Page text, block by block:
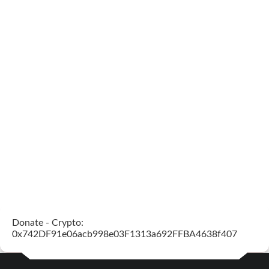
Donate - Crypto:
0x742DF91e06acb998e03F1313a692FFBA4638f407